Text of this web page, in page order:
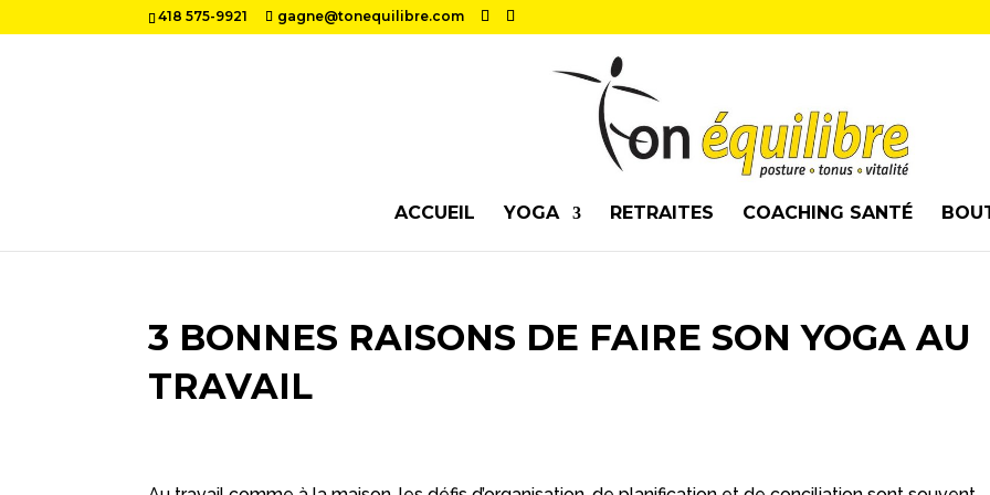
418 575-9921 gagne@tonequilibre.com
ACCUEIL YOGA RETRAITES COACHING SANTÉ
3 BONNES RAISONS DE FAIRE SON YOGA AU
TRAVAIL